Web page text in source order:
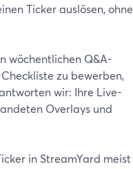
Ticker auslösen, ohne
wöchentlichen Q&A-
zu bewerben,
wir: Ihre Live-
Overlays und
in StreamYard meist